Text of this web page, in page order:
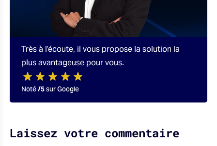
Très à l’écoute, il vous propose la solution la
plus avantageuse pour vous.
Noté/5sur Google
Laissez votre commentaire